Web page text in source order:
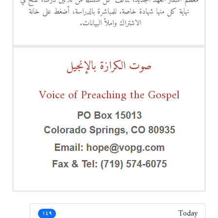
نهاية كل منها شهادة خاصة. للمباشرة بالدراسة، أضغط على خانة
الاشتراك واملأ البيانات.
صوت الكرازة بالإنجيل
Voice of Preaching the Gospel
Today ١٤٩